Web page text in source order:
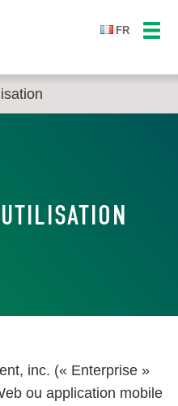
FR
inc. (« Enterprise »
ou application mobile